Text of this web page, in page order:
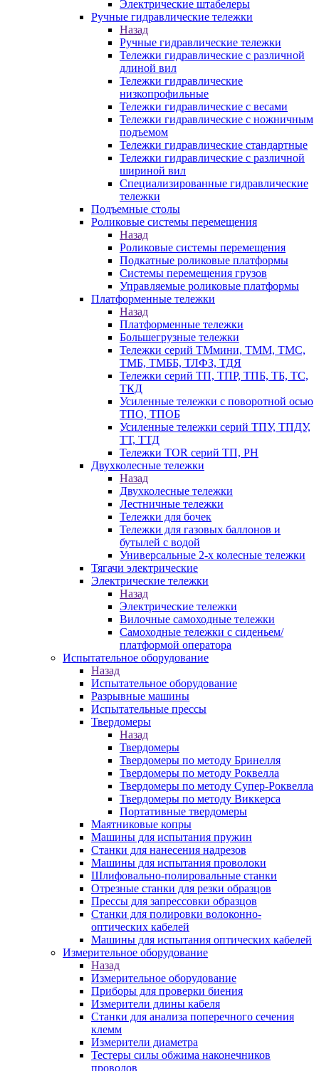
Электрические штабелеры
Ручные гидравлические тележки
Назад
Ручные гидравлические тележки
Тележки гидравлические с различной
длиной вил
Тележки гидравлические
низкопрофильные
Тележки гидравлические с весами
Тележки гидравлические с ножничным
подъемом
Тележки гидравлические стандартные
Тележки гидравлические с различной
шириной вил
Специализированные гидравлические
тележки
Подъемные столы
Роликовые системы перемещения
Назад
Роликовые системы перемещения
Подкатные роликовые платформы
Системы перемещения грузов
Управляемые роликовые платформы
Платформенные тележки
Назад
Платформенные тележки
Большегрузные тележки
Тележки серий ТМмини, ТММ, ТМС,
ТМБ, ТМББ, ТЛФЗ, ТДЯ
Тележки серий ТП, ТПР, ТПБ, ТБ, ТС,
ТКД
Усиленные тележки с поворотной осью
ТПО, ТПОБ
Усиленные тележки серий ТПУ, ТПДУ,
ТТ, ТТД
Тележки TOR серий ТП, PH
Двухколесные тележки
Назад
Двухколесные тележки
Лестничные тележки
Тележки для бочек
Тележки для газовых баллонов и
бутылей с водой
Универсальные 2-х колесные тележки
Тягачи электрические
Электрические тележки
Назад
Электрические тележки
Вилочные самоходные тележки
Самоходные тележки с сиденьем/
платформой оператора
Испытательное оборудование
Назад
Испытательное оборудование
Разрывные машины
Испытательные прессы
Твердомеры
Назад
Твердомеры
Твердомеры по методу Бринелля
Твердомеры по методу Роквелла
Твердомеры по методу Супер-Роквелла
Твердомеры по методу Виккерса
Портативные твердомеры
Маятниковые копры
Машины для испытания пружин
Станки для нанесения надрезов
Машины для испытания проволоки
Шлифовально-полировальные станки
Отрезные станки для резки образцов
Прессы для запрессовки образцов
Станки для полировки волоконно-
оптических кабелей
Машины для испытания оптических кабелей
Измерительное оборудование
Назад
Измерительное оборудование
Приборы для проверки биения
Измерители длины кабеля
Станки для анализа поперечного сечения
клемм
Измерители диаметра
Тестеры силы обжима наконечников
проводов